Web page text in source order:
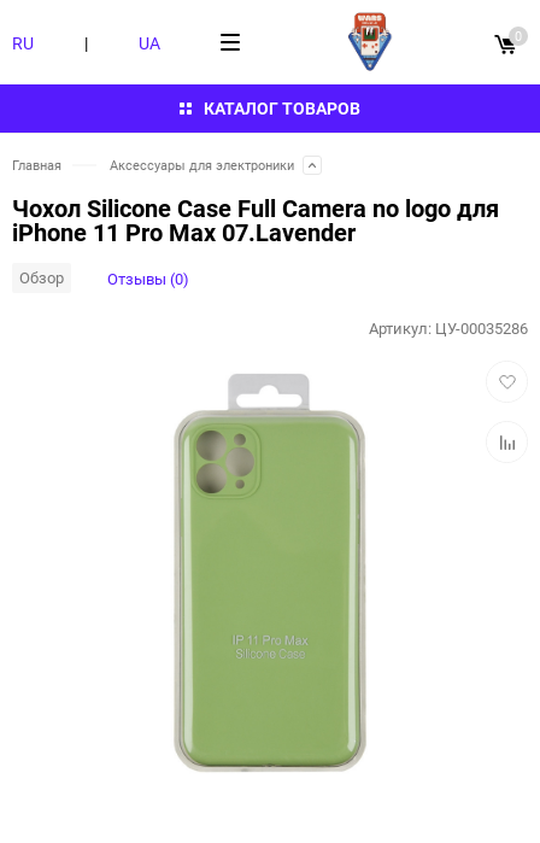
КАТАЛОГ ТОВАРОВ
RU | UA 0
Главная Аксессуары для электроники
Чохол Silicone Case Full Camera no logo для
iPhone 11 Pro Max 07.Lavender
Обзор Отзывы (0)
Артикул: ЦУ-00035286